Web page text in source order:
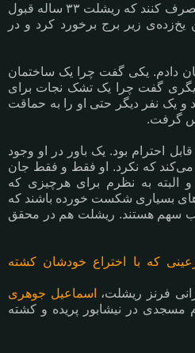
دوستانش سعی کردند او را منصرف کنند که ریشلت ٣٣ ساله قبول
زیر برج برخورد کرد و در
دادم. یکی گفت چرا یک ساختمان
دیگری گفت چرا یک تشک نجات برای
و یک نفر دیگر حتی او را به حماقت
گرفت.
احترام بود. یک باور در او وجود
که نکرد. او فقط و فقط جان
البته به نظرم برای هرچیزی که
بسیاری شکست خورده باشند که
سهم هستند. ریشلت هم در محقق
که با اختراع خودشان کشته
اسماعیل جوهری
مسجدی در نیشابور پریده و کشته